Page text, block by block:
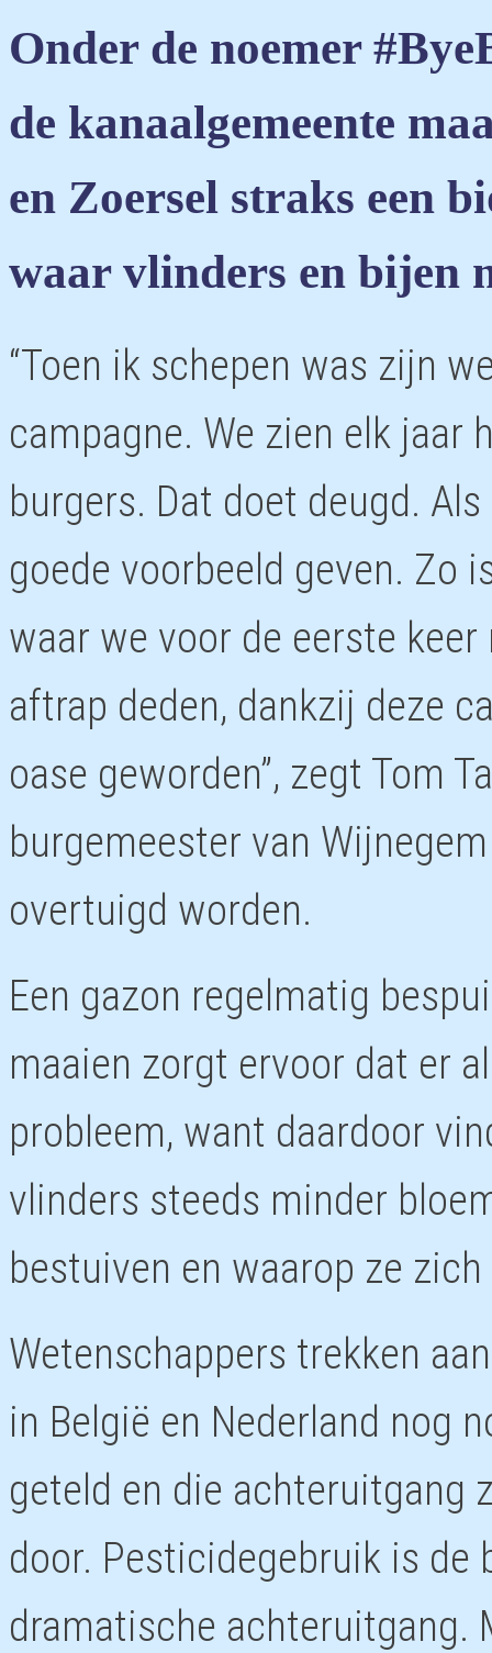
Onder de noemer
de kanaalgemeente
en Zoersel straks een
waar vlinders en bijen
“Toen ik schepen was zijn
campagne. We zien elk jaar
burgers. Dat doet deugd.
goede voorbeeld geven. Zo
waar we voor de eerste
aftrap deden, dankzij deze
oase geworden”, zegt Tom
burgemeester van
overtuigd worden.
Een gazon regelmatig
maaien zorgt ervoor dat er
probleem, want daardoor
vlinders steeds minder
bestuiven en waarop ze
Wetenschappers trekken
in België en Nederland nog
geteld en die achteruitgang
door. Pesticidegebruik is de
dramatische achteruitgang.